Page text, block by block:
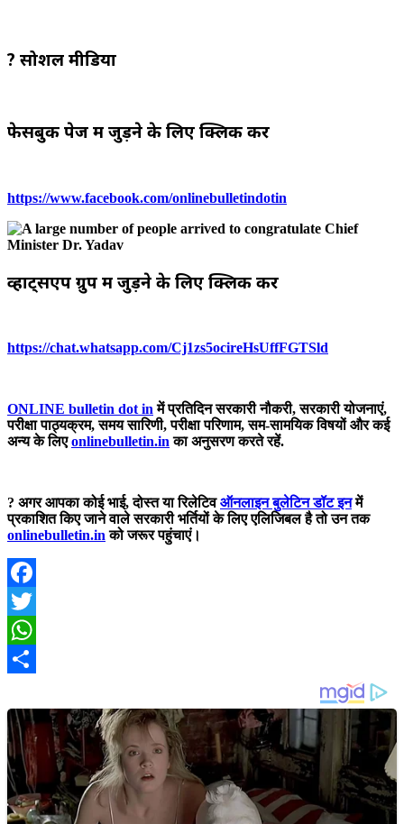
? सोशल मीडिया
फेसबुक पेज में जुड़ने के लिए क्लिक करें
https://www.facebook.com/onlinebulletindotin
व्हाट्सएप ग्रुप में जुड़ने के लिए क्लिक करें
https://chat.whatsapp.com/Cj1zs5ocireHsUffFGTSld
ONLINE bulletin dot in में प्रतिदिन सरकारी नौकरी, सरकारी योजनाएं,
परीक्षा पाठ्यक्रम, समय सारिणी, परीक्षा परिणाम, सम-सामयिक विषयों और कई
अन्य के लिएonlinebulletin.in का अनुसरण करते रहें.
? अगर आपका कोई भाई, दोस्त या रिलेटिवऑनलाइन बुलेटिन डॉट इनमें
प्रकाशित किए जाने वाले सरकारी भर्तियों के लिए एलिजिबल है तो उन तक
onlinebulletin.in को जरूर पहुंचाएं।
Facebook
Twitter
WhatsApp